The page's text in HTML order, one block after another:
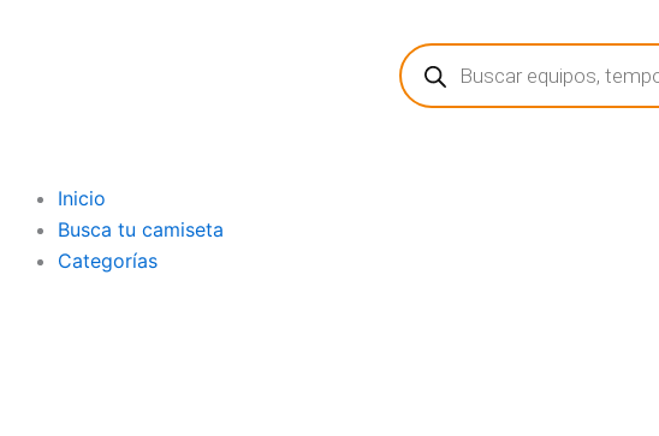
Búsqueda
de
productos
Inicio
Busca tu camiseta
Categorías